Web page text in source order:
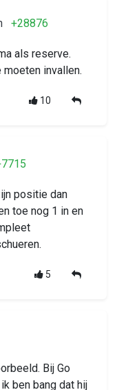
+28876
als reserve.
moeten invallen.
10
positie dan
toe nog 1 in en
5
Bij Go
ben bang dat hij